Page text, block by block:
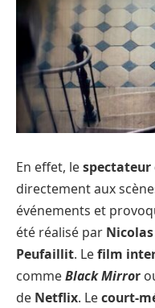
En effet, lespectateur
directement aux
événements et
été réalisé par
Peufaillit. Lefilm
commeBlack Mirror
de Netflix. Lecourt-